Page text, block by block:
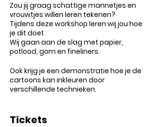
Zou jij graag schattige mannetjes en
vrouwtjes willen leren tekenen?
Tijdens deze workshop leren wij jou hoe
je dit doet
Wij gaan aan de slag met papier,
potlood, gom en fineliners.
Ook krijg je een demonstratie hoe je de
cartoons kan inkleuren door
verschillende technieken.
- Voorbeelden boekje
Tickets